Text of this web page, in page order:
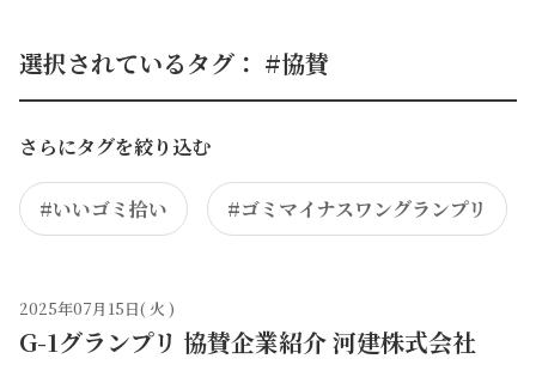
選択されているタグ： #協賛
さらにタグを絞り込む
#いいゴミ拾い #ゴミマイナスワングランプリ
2025年07月15日( 火 )
G-1グランプリ 協賛企業紹介 河建株式会社